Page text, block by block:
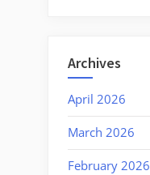
Archives
April 2026
March 2026
February 2026